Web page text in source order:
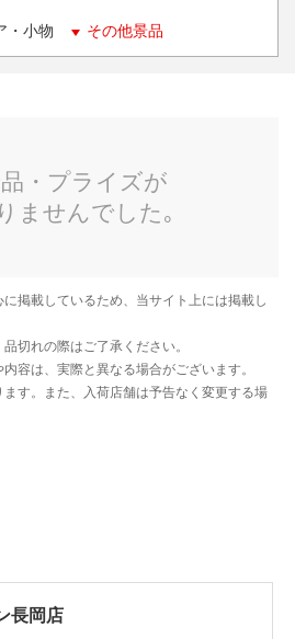
・小物 その他景品
長岡店